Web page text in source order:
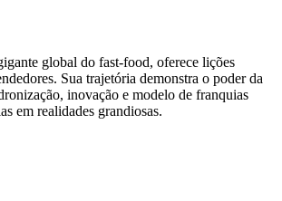
global do fast-food, oferece lições
Sua trajetória demonstra o poder da
inovação e modelo de franquias
em realidades grandiosas.